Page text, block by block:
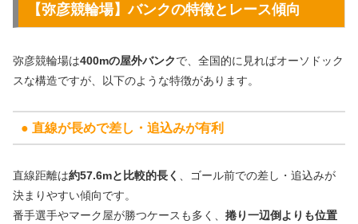
【弥彦競輪場】バンクの特徴とレース傾向
弥彦競輪場は400mの屋外バンクで、全国的に見ればオーソドック
スな構造ですが、以下のような特徴があります。
● 直線が長めで差し・追込みが有利
直線距離は約57.6mと比較的長く
、ゴール前での差し・追込みが
決まりやすい傾向です。
番手選手やマーク屋が勝つケースも多く、 捲り一辺倒よりも位置